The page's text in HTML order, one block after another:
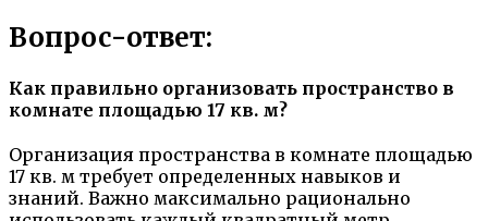
Вопрос-ответ:
Как правильно организовать пространство в
комнате площадью 17 кв. м?
Организация пространства в комнате площадью
17 кв. м требует определенных навыков и
знаний. Важно максимально рационально